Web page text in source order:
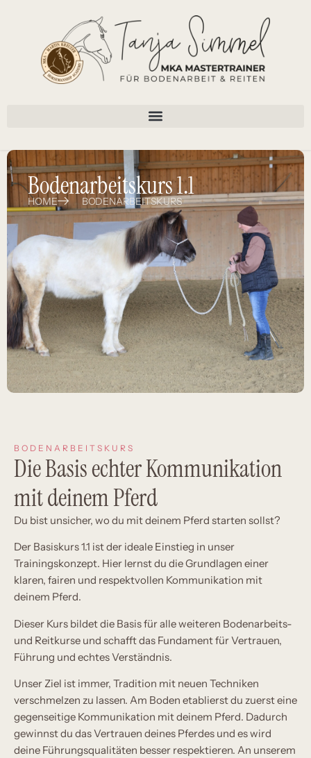
Bodenarbeitskurs 1.1
HOME BODENARBEITSKURS
BODENARBEITSKURS
Die Basis echter Kommunikation
mit deinem Pferd
Du bist unsicher, wo du mit deinem Pferd starten sollst?
Der Basiskurs 1.1 ist der ideale Einstieg in unser
Trainingskonzept. Hier lernst du die Grundlagen einer
klaren, fairen und respektvollen Kommunikation mit
deinem Pferd.
Dieser Kurs bildet die Basis für alle weiteren Bodenarbeits-
und Reitkurse und schafft das Fundament für Vertrauen,
Führung und echtes Verständnis.
Unser Ziel ist immer, Tradition mit neuen Techniken
verschmelzen zu lassen. Am Boden etablierst du zuerst eine
gegenseitige Kommunikation mit deinem Pferd. Dadurch
gewinnst du das Vertrauen deines Pferdes und es wird
deine Führungsqualitäten besser respektieren. An unserem